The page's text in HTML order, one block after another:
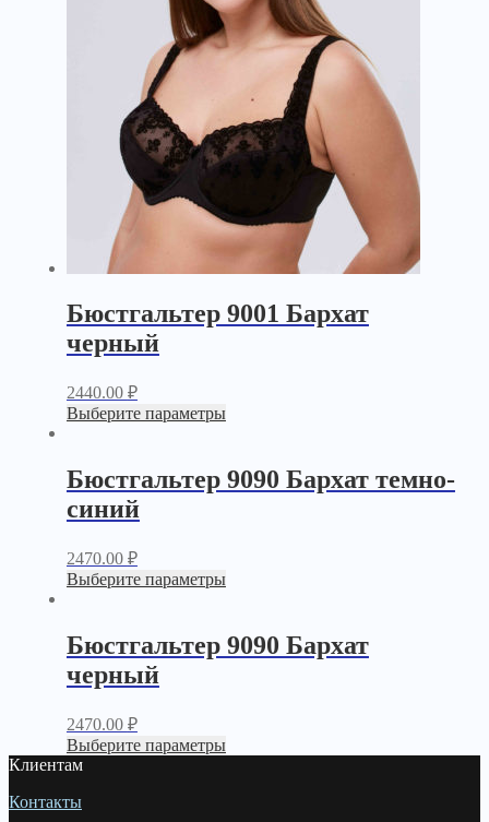
Бюстгальтер 9001 Бархат
черный
2440.00 ₽
Выберите параметры
Бюстгальтер 9090 Бархат темно-
синий
2470.00 ₽
Выберите параметры
Бюстгальтер 9090 Бархат
черный
2470.00 ₽
Выберите параметры
Клиентам
Контакты